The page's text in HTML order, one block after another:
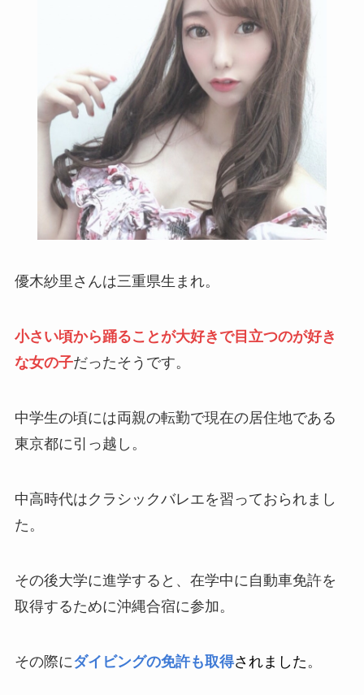
優木紗里さんは三重県生まれ。
小さい頃から踊ることが大好きで目立つのが好き
な女の子だったそうです。
中学生の頃には両親の転勤で現在の居住地である
東京都に引っ越し。
中高時代はクラシックバレエを習っておられまし
た。
その後大学に進学すると、在学中に自動車免許を
取得するために沖縄合宿に参加。
その際にダイビングの免許も取得されました 。